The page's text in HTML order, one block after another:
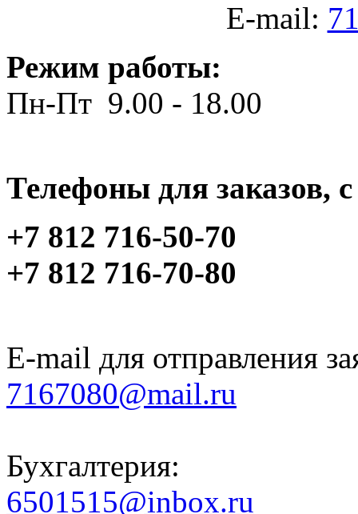
E-mail:
Режим работы:
Пн-Пт 9.00 - 18.00
Телефоны для заказов,
+7 812 716-50-70
+7 812 716-70-80
E-mail для отправления
7167080@mail.ru
Бухгалтерия:
6501515@inbox.ru